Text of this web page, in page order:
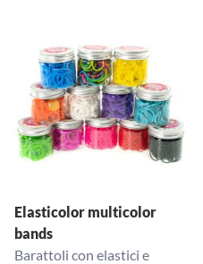
Elasticolor multicolor
bands
Barattoli con elastici e